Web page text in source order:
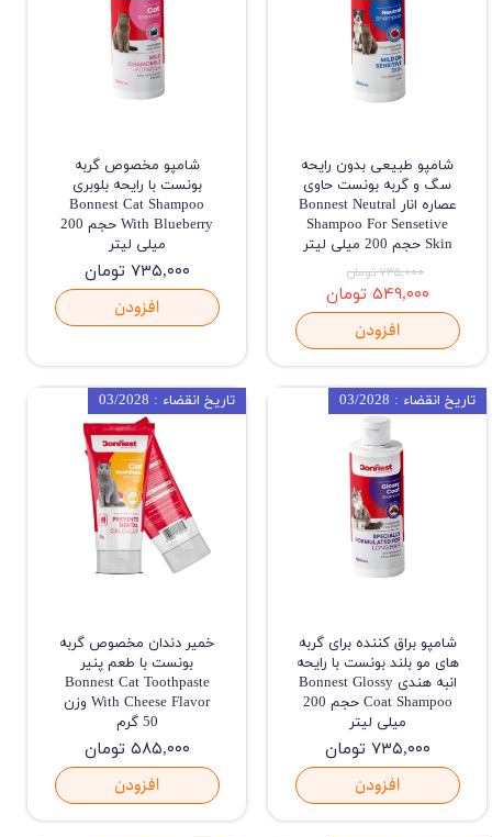
شامپو طبیعی بدون رایحه
سگ و گربه بونست حاوی
عصاره انار Bonnest Neutral
Shampoo For Sensetive
Skin حجم 200 میلی لیتر
۷۳۵,۰۰۰ تومان
۵۴۹,۰۰۰ تومان
افزودن
شامپو مخصوص گربه
بونست با رایحه بلوبری
Bonnest Cat Shampoo
With Blueberry حجم 200
میلی لیتر
۷۳۵,۰۰۰ تومان
افزودن
شامپو براق کننده برای گربه
های مو بلند بونست با رایحه
انبه هندی Bonnest Glossy
Coat Shampoo حجم 200
میلی لیتر
۷۳۵,۰۰۰ تومان
افزودن
تاریخ انقضاء : 03/2028
خمیر دندان مخصوص گربه
بونست با طعم پنیر
Bonnest Cat Toothpaste
With Cheese Flavor وزن
50 گرم
۵۸۵,۰۰۰ تومان
افزودن
تاریخ انقضاء : 03/2028